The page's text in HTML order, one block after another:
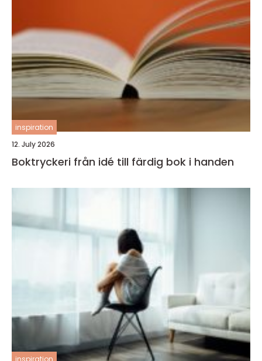
inspiration
12. July 2026
Boktryckeri från idé till färdig bok i handen
inspiration